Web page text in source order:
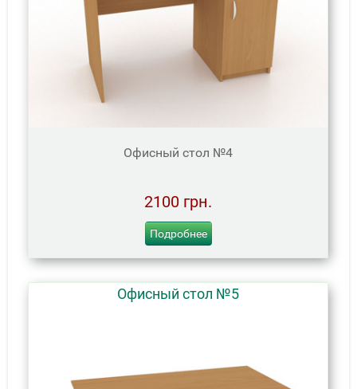
Офисный стол №4
2100 грн.
Подробнее
Офисный стол №5